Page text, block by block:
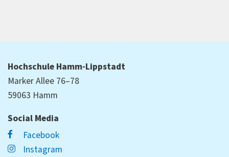
Hochschule Hamm-Lippstadt
Marker Allee 76–78
59063 Hamm
Social Media
Facebook
Instagram